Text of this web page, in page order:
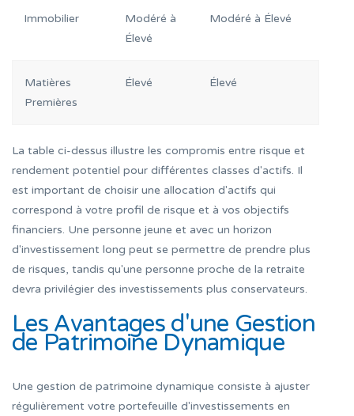
Immobilier
Modéré à
Élevé
Modéré à Élevé
Matières
Premières
Élevé Élevé
La table ci-dessus illustre les compromis entre risque et
rendement potentiel pour différentes classes d'actifs. Il
est important de choisir une allocation d'actifs qui
correspond à votre profil de risque et à vos objectifs
financiers. Une personne jeune et avec un horizon
d'investissement long peut se permettre de prendre plus
de risques, tandis qu'une personne proche de la retraite
devra privilégier des investissements plus conservateurs.
Les Avantages d'une Gestion
de Patrimoine Dynamique
Une gestion de patrimoine dynamique consiste à ajuster
régulièrement votre portefeuille d'investissements en